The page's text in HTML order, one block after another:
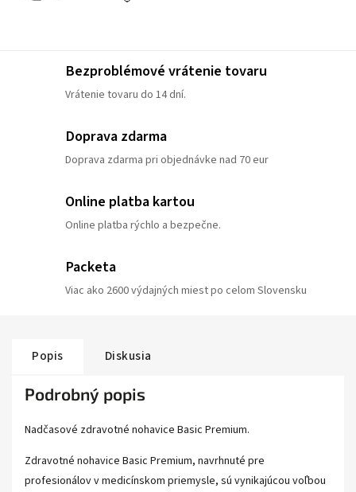
Bezproblémové vrátenie tovaru
Vrátenie tovaru do 14 dní.
Doprava zdarma
Doprava zdarma pri objednávke nad 70 eur
Online platba kartou
Online platba rýchlo a bezpečne.
Packeta
Viac ako 2600 výdajných miest po celom Slovensku
Popis Diskusia
Podrobný popis
Nadčasové zdravotné nohavice Basic Premium.
Zdravotné nohavice Basic Premium, navrhnuté pre
profesionálov v medicínskom priemysle, sú vynikajúcou voľbou